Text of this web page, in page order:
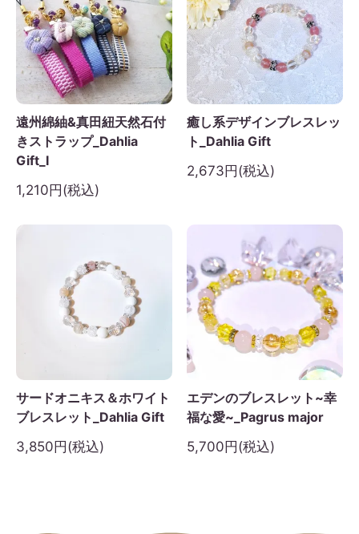
遠州綿紬&真田紐天然石付
きストラップ_Dahlia
Gift_I
1,210円(税込)
癒し系デザインブレスレッ
ト_Dahlia Gift
2,673円(税込)
サードオニキス＆ホワイト
ブレスレット_Dahlia Gift
3,850円(税込)
エデンのブレスレット~幸
福な愛~_Pagrus major
5,700円(税込)